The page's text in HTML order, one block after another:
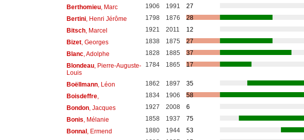
Berthomieu, Marc 1906 1991
27
Bertini, Henri Jérôme 1798 1876
28
Bitsch, Marcel 1921 2011
12
Bizet, Georges 1838 1875
27
Blanc, Adolphe 1828 1885
37
Blondeau, Pierre-Auguste-
Louis
1784 1865 17
Boëllmann, Léon 1862 1897
35
Boisdeffre, 1834 1906
58
Bondon, Jacques 1927 2008
6
Bonis, Mélanie 1858 1937
75
Bonnal , Ermend 1880 1944
53